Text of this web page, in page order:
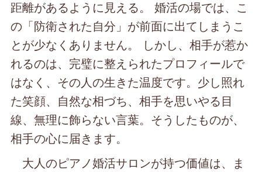
距離があるように見える。 婚活の場では、こ
の「防衛された自分」が前面に出てしまうこ
とが少なくありません。 しかし、相手が惹か
れるのは、完璧に整えられたプロフィールで
はなく、その人の生きた温度です。少し照れ
た笑顔、自然な相づち、相手を思いやる目
線、無理に飾らない言葉。そうしたものが、
相手の心に届きます。
大人のピアノ婚活サロンが持つ価値は、ま